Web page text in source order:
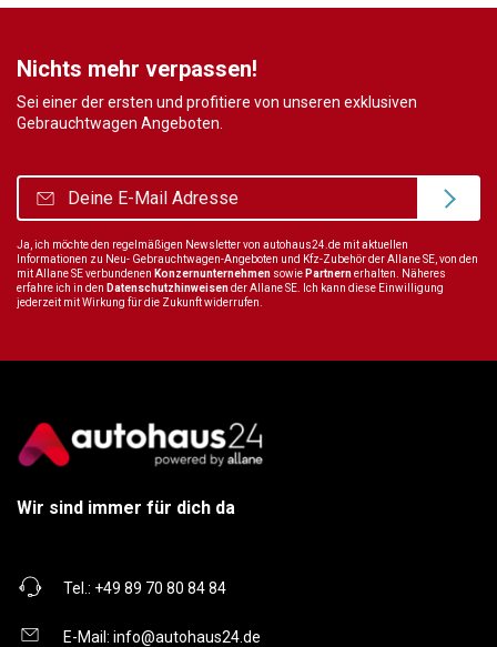
Nichts mehr verpassen!
Sei einer der ersten und profitiere von unseren exklusiven
Gebrauchtwagen Angeboten.
Ja, ich möchte den regelmäßigen Newsletter von autohaus24.de mit aktuellen
Informationen zu Neu- Gebrauchtwagen-Angeboten und Kfz-Zubehör der Allane SE, von den
mit Allane SE verbundenen Konzernunternehmen sowie Partnernerhalten. Näheres
erfahre ich in den Datenschutzhinweisender Allane SE. Ich kann diese Einwilligung
jederzeit mit Wirkung für die Zukunft widerrufen.
Wir sind immer für dich da
Tel.: +49 89 70 80 84 84
E-Mail: info@autohaus24.de